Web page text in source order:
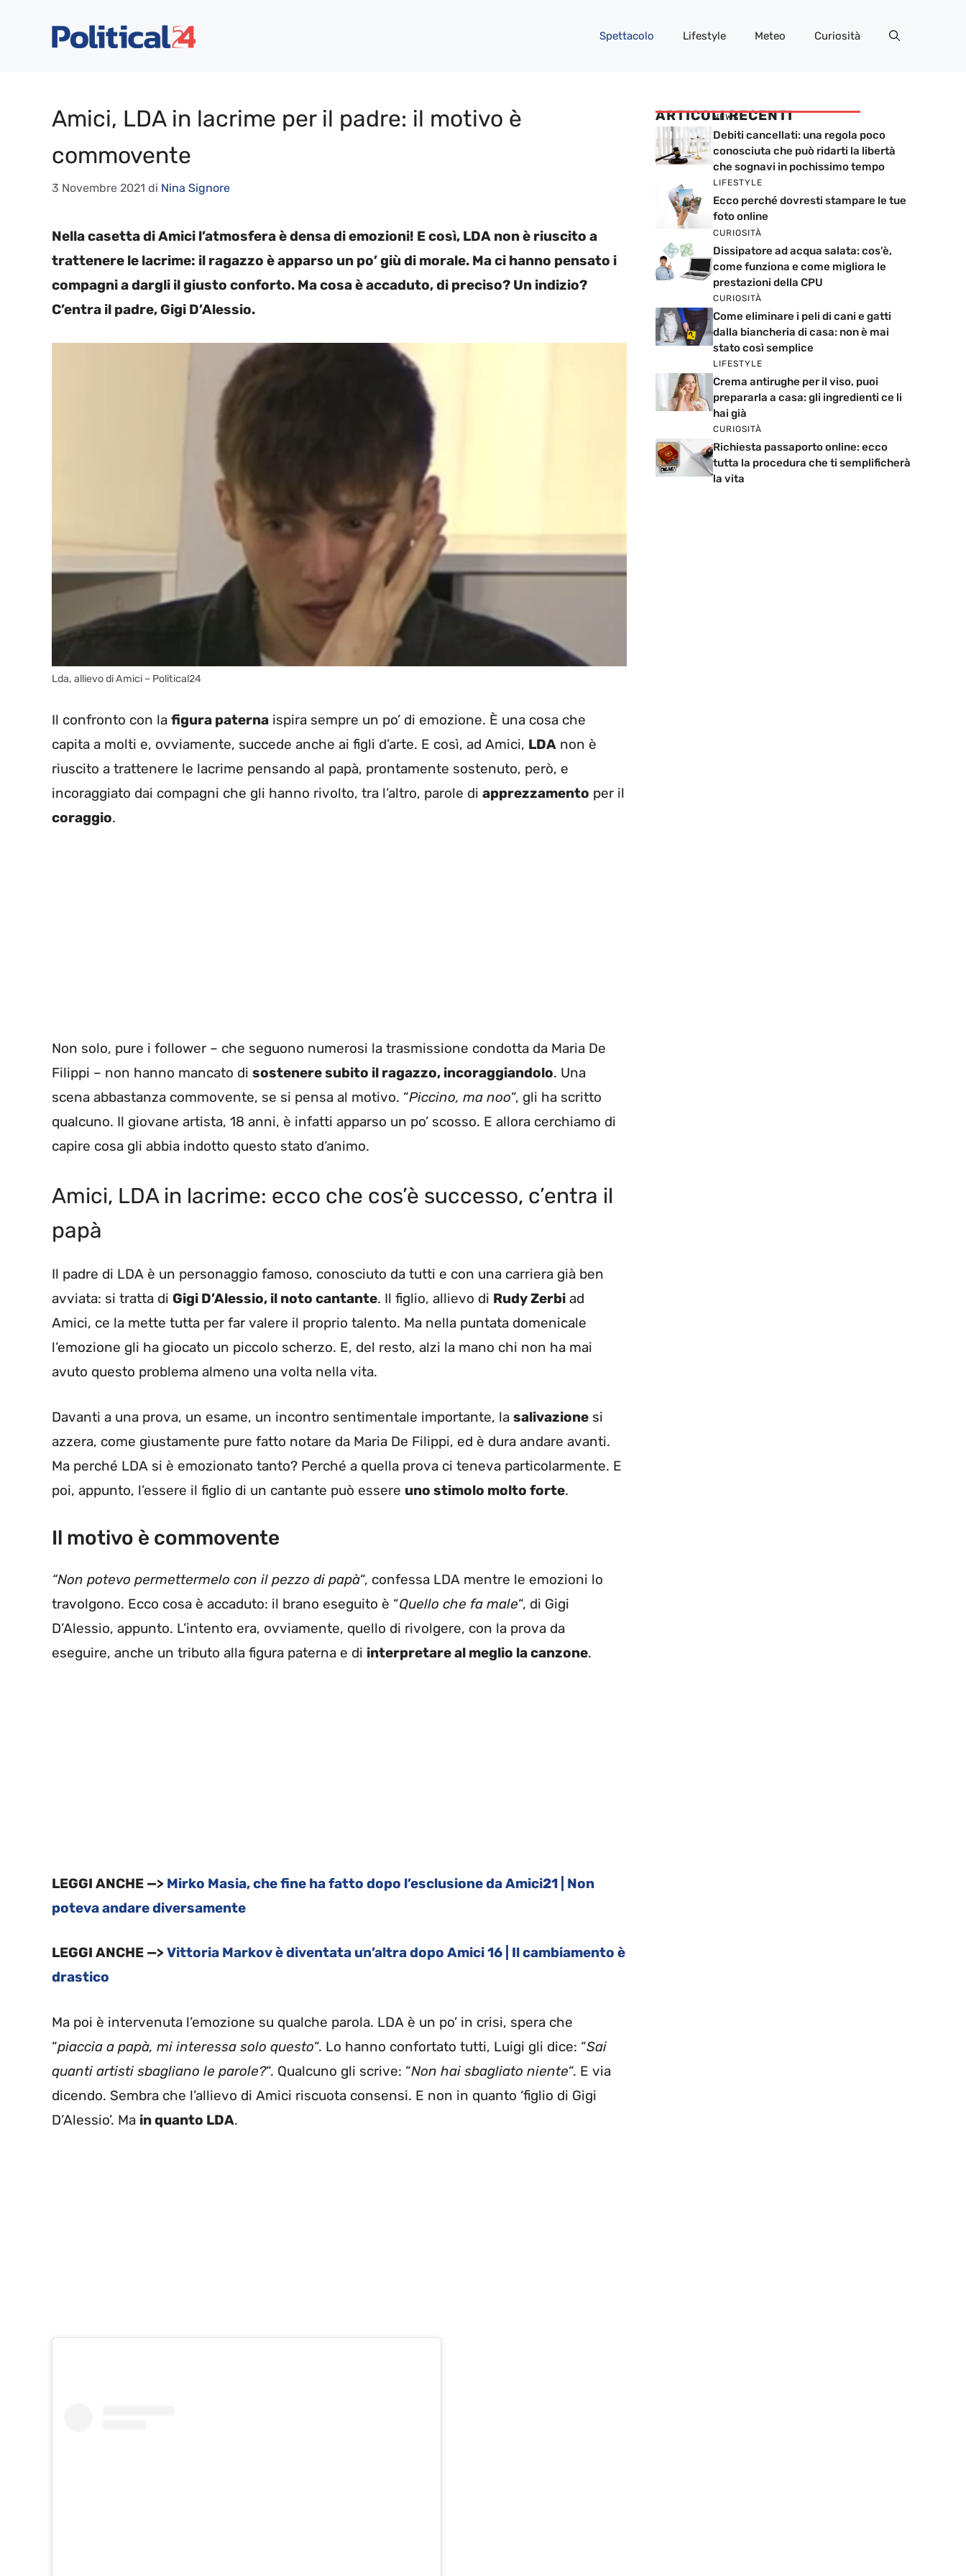
Spettacolo Lifestyle Meteo Curiosità
Amici, LDA in lacrime per il padre: il motivo è
commovente
3 Novembre 2021 di Nina Signore
Nella casetta di Amici l’atmosfera è densa di emozioni! E così, LDA non è riuscito a
trattenere le lacrime: il ragazzo è apparso un po’ giù di morale. Ma ci hanno pensato i
compagni a dargli il giusto conforto. Ma cosa è accaduto, di preciso? Un indizio?
C’entra il padre, Gigi D’Alessio.
Lda, allievo di Amici – Political24
Il confronto con la figura paterna ispira sempre un po’ di emozione. È una cosa che
capita a molti e, ovviamente, succede anche ai figli d’arte. E così, ad Amici, LDA non è
riuscito a trattenere le lacrime pensando al papà, prontamente sostenuto, però, e
incoraggiato dai compagni che gli hanno rivolto, tra l’altro, parole di apprezzamento per il
coraggio.
Non solo, pure i follower – che seguono numerosi la trasmissione condotta da Maria De
Filippi – non hanno mancato di sostenere subito il ragazzo, incoraggiandolo. Una
scena abbastanza commovente, se si pensa al motivo. “Piccino, ma noo“, gli ha scritto
qualcuno. Il giovane artista, 18 anni, è infatti apparso un po’ scosso. E allora cerchiamo di
capire cosa gli abbia indotto questo stato d’animo.
Amici, LDA in lacrime: ecco che cos’è successo, c’entra il
papà
Il padre di LDA è un personaggio famoso, conosciuto da tutti e con una carriera già ben
avviata: si tratta di Gigi D’Alessio, il noto cantante. Il figlio, allievo di Rudy Zerbi ad
Amici, ce la mette tutta per far valere il proprio talento. Ma nella puntata domenicale
l’emozione gli ha giocato un piccolo scherzo. E, del resto, alzi la mano chi non ha mai
avuto questo problema almeno una volta nella vita.
Davanti a una prova, un esame, un incontro sentimentale importante, la salivazione si
azzera, come giustamente pure fatto notare da Maria De Filippi, ed è dura andare avanti.
Ma perché LDA si è emozionato tanto? Perché a quella prova ci teneva particolarmente. E
poi, appunto, l’essere il figlio di un cantante può essere uno stimolo molto forte.
Il motivo è commovente
“Non potevo permettermelo con il pezzo di papà“, confessa LDA mentre le emozioni lo
travolgono. Ecco cosa è accaduto: il brano eseguito è “Quello che fa male“, di Gigi
D’Alessio, appunto. L’intento era, ovviamente, quello di rivolgere, con la prova da
eseguire, anche un tributo alla figura paterna e di interpretare al meglio la canzone.
LEGGI ANCHE —> Mirko Masia, che fine ha fatto dopo l’esclusione da Amici21 | Non
poteva andare diversamente
LEGGI ANCHE —>Vittoria Markov è diventata un’altra dopo Amici 16 | Il cambiamento è
drastico
Ma poi è intervenuta l’emozione su qualche parola. LDA è un po’ in crisi, spera che
“piaccia a papà, mi interessa solo questo“. Lo hanno confortato tutti, Luigi gli dice: “Sai
quanti artisti sbagliano le parole?“. Qualcuno gli scrive: “Non hai sbagliato niente“. E via
dicendo. Sembra che l’allievo di Amici riscuota consensi. E non in quanto ‘figlio di Gigi
D’Alessio’. Ma in quanto LDA.
ARTICOLI RECENTI
NEWS
Debiti cancellati: una regola poco
conosciuta che può ridarti la libertà
che sognavi in pochissimo tempo
LIFESTYLE
Ecco perché dovresti stampare le tue
foto online
CURIOSITÀ
Dissipatore ad acqua salata: cos’è,
come funziona e come migliora le
prestazioni della CPU
CURIOSITÀ
Come eliminare i peli di cani e gatti
dalla biancheria di casa: non è mai
stato così semplice
LIFESTYLE
Crema antirughe per il viso, puoi
prepararla a casa: gli ingredienti ce li
hai già
CURIOSITÀ
Richiesta passaporto online: ecco
tutta la procedura che ti semplificherà
la vita